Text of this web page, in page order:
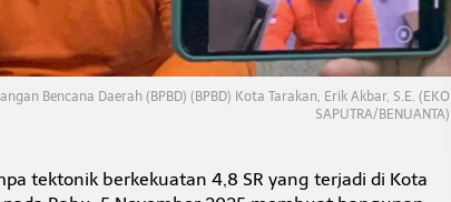
Bencana Daerah (BPBD) (BPBD) Kota Tarakan, Erik Akbar, S.E. (EKO
SAPUTRA/BENUANTA)
tektonik berkekuatan 4,8 SR yang terjadi di Kota